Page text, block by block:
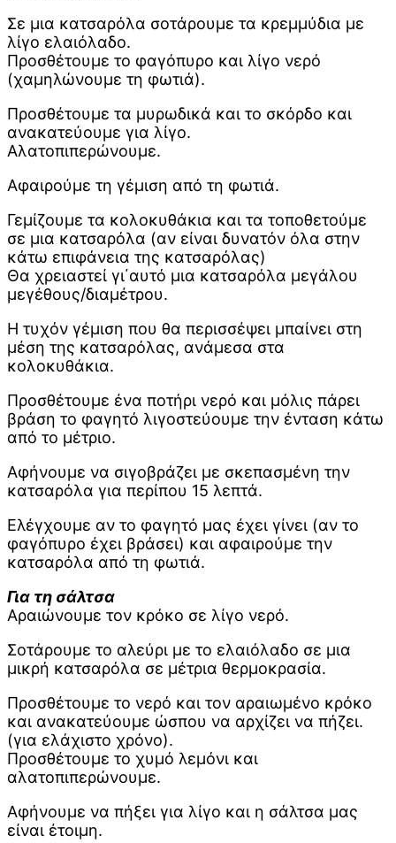
Σε μια κατσαρόλα σοτάρουμε τα κρεμμύδια με
λίγο ελαιόλαδο.
Προσθέτουμε το φαγόπυρο και λίγο νερό
(χαμηλώνουμε τη φωτιά).
Προσθέτουμε τα μυρωδικά και το σκόρδο και
ανακατεύουμε για λίγο.
Αλατοπιπερώνουμε.
Αφαιρούμε τη γέμιση από τη φωτιά.
Γεμίζουμε τα κολοκυθάκια και τα τοποθετούμε
σε μια κατσαρόλα (αν είναι δυνατόν όλα στην
κάτω επιφάνεια της κατσαρόλας)
Θα χρειαστεί γι΄αυτό μια κατσαρόλα μεγάλου
μεγέθους/διαμέτρου.
Η τυχόν γέμιση που θα περισσέψει μπαίνει στη
μέση της κατσαρόλας, ανάμεσα στα
κολοκυθάκια.
Προσθέτουμε ένα ποτήρι νερό και μόλις πάρει
βράση το φαγητό λιγοστεύουμε την ένταση κάτω
από το μέτριο.
Αφήνουμε να σιγοβράζει με σκεπασμένη την
κατσαρόλα για περίπου 15 λεπτά.
Ελέγχουμε αν το φαγητό μας έχει γίνει (αν το
φαγόπυρο έχει βράσει) και αφαιρούμε την
κατσαρόλα από τη φωτιά.
Για τη σάλτσα
Αραιώνουμε τον κρόκο σε λίγο νερό.
Σοτάρουμε το αλεύρι με το ελαιόλαδο σε μια
μικρή κατσαρόλα σε μέτρια θερμοκρασία.
Προσθέτουμε το νερό και τον αραιωμένο κρόκο
και ανακατεύουμε ώσπου να αρχίζει να πήζει.
(για ελάχιστο χρόνο).
Προσθέτουμε το χυμό λεμόνι και
αλατοπιπερώνουμε.
Αφήνουμε να πήξει για λίγο και η σάλτσα μας
είναι έτοιμη.